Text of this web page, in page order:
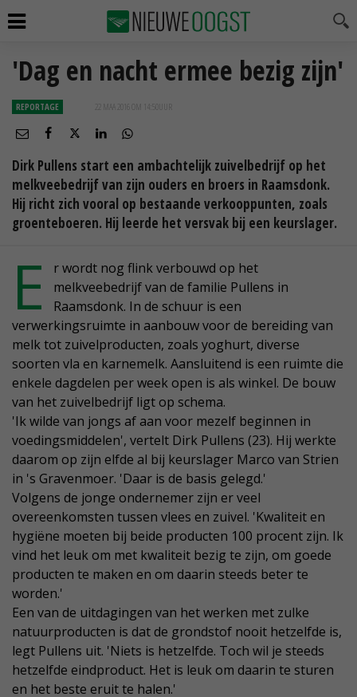
'Dag en nacht ermee bezig zijn'
REPORTAGE 22 MAA 2016 OM 14:50
Dirk Pullens start een ambachtelijk zuivelbedrijf op het
melkveebedrijf van zijn ouders en broers in Raamsdonk.
Hij richt zich vooral op bestaande verkooppunten, zoals
groenteboeren. Hij leerde het versvak bij een keurslager.
E
r wordt nog flink verbouwd op het
melkveebedrijf van de familie Pullens in
Raamsdonk. In de schuur is een
verwerkingsruimte in aanbouw voor de bereiding van
melk tot zuivelproducten, zoals yoghurt, diverse
soorten vla en karnemelk. Aansluitend is een ruimte die
enkele dagdelen per week open is als winkel. De bouw
van het zuivelbedrijf ligt op schema.
'Ik wilde van jongs af aan voor mezelf beginnen in
voedingsmiddelen', vertelt Dirk Pullens (23). Hij werkte
daarom op zijn elfde al bij keurslager Marco van Strien
in 's Gravenmoer. 'Daar is de basis gelegd.'
Volgens de jonge ondernemer zijn er veel
overeenkomsten tussen vlees en zuivel. 'Kwaliteit en
hygiëne moeten bij beide producten 100 procent zijn. Ik
vind het leuk om met kwaliteit bezig te zijn, om goede
producten te maken en om daarin steeds beter te
worden.'
Een van de uitdagingen van het werken met zulke
natuurproducten is dat de grondstof nooit hetzelfde is,
legt Pullens uit. 'Niets is hetzelfde. Toch wil je steeds
hetzelfde eindproduct. Het is leuk om daarin te sturen
en het beste eruit te halen.'